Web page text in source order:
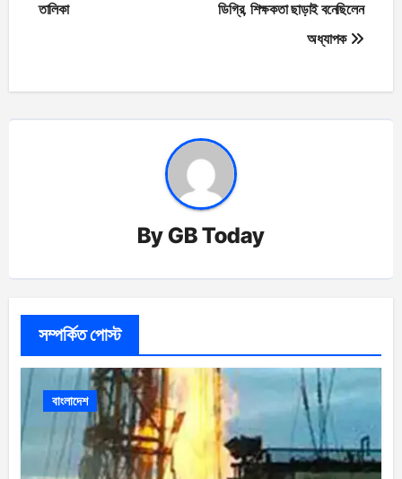
তালিকা
ডিগ্রি, শিক্ষকতা ছাড়াই বনেছিলেন
অধ্যাপক
ByGB Today
সম্পর্কিত পোস্ট
বাংলাদেশ